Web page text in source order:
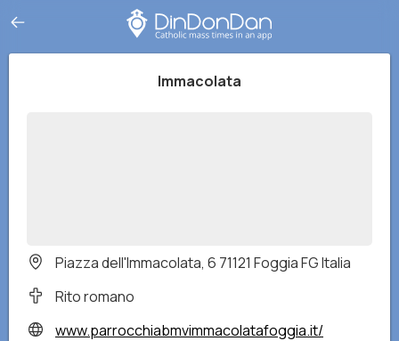
Immacolata
Piazza dell'Immacolata, 6 71121 Foggia FG Italia
Rito romano
www.parrocchiabmvimmacolatafoggia.it/